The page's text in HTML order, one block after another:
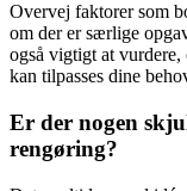
Overvej faktorer som
om der er særlige
også vigtigt at
kan tilpasses dine
Er der nogen
rengøring?